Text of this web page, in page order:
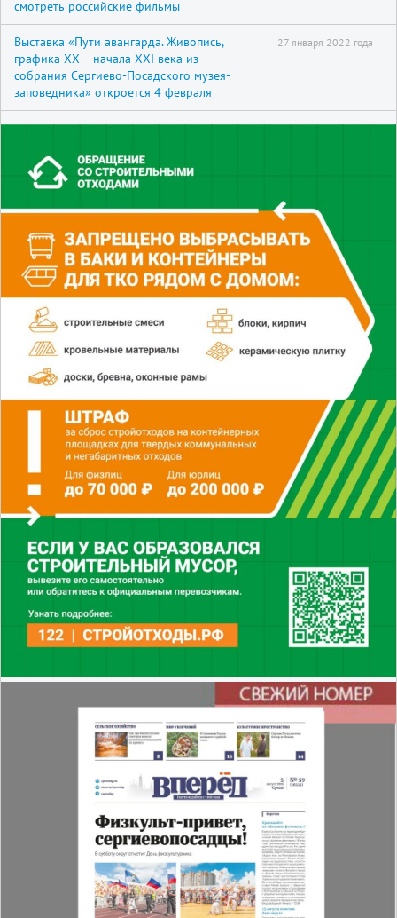
смотреть российские фильмы
Выставка «Пути авангарда. Живопись,
графика XX – начала XXI века из
собрания Сергиево-Посадского музея-
заповедника» откроется 4 февраля
27 января 2022 года